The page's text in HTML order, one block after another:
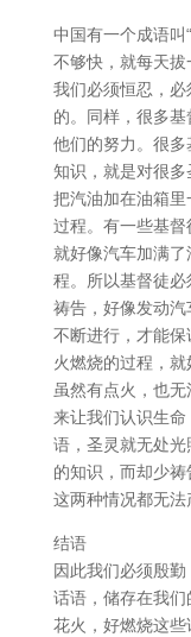
中国有一个成语叫
不够快，就每天拔
我们必须恒忍，
的。同样，很多
他们的努力。很
知识，就是对很
把汽油加在油箱
过程。有一些基督
就好像汽车加满
程。所以基督徒
祷告，好像发动
不断进行，才能
火燃烧的过程，就
虽然有点火，也无
来让我们认识生
语，圣灵就无处
的知识，而却少祷
这两种情况都无法
结语
因此我们必须殷
话语，储存在我
花火，好燃烧这